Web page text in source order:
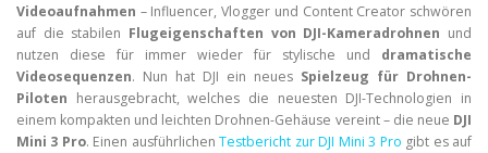
Videoaufnahmen – Influencer, Vlogger und Content Creator schwören
auf die stabilen Flugeigenschaften von DJI-Kameradrohnen und
nutzen diese für immer wieder für stylische und dramatische
Videosequenzen. Nun hat DJI ein neues Spielzeug für Drohnen-
Piloten herausgebracht, welches die neuesten DJI-Technologien in
einem kompakten und leichten Drohnen-Gehäuse vereint – die neue DJI
Mini 3 Pro. Einen ausführlichenTestbericht zur DJI Mini 3 Pro gibt es auf